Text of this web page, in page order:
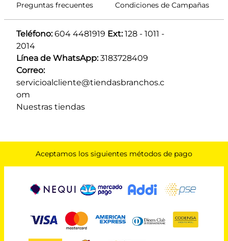
Preguntas frecuentes
Condiciones de Campañas
Teléfono: 604 4481919 Ext: 128 - 1011 -
2014
Línea de WhatsApp: 3183728409
Correo:
servicioalcliente@tiendasbranchos.c
om
Nuestras tiendas
Aceptamos los siguientes métodos de pago